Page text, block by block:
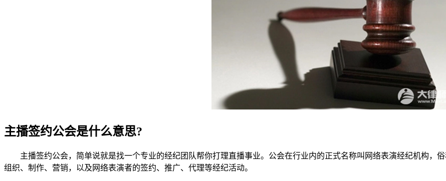
主播签约公会是什么意思?
主播签约公会，简单说就是找一个专业的经纪团队帮你打理直播事业。公会在行业内的正式名称叫网络表演经纪机构，
组织、制作、营销，以及网络表演者的签约、推广、代理等经纪活动。